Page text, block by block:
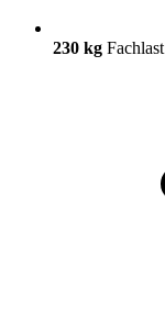
230 kg Fachlast